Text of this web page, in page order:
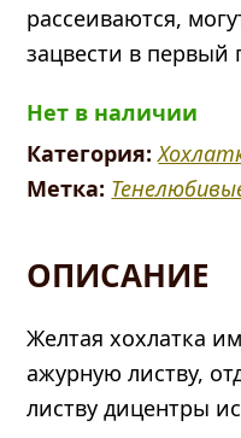
рассеиваются,
зацвести в первый
Нет в наличии
Категория:
Метка:
ОПИСАНИЕ
Желтая хохлатка
ажурную листву,
листву дицентры